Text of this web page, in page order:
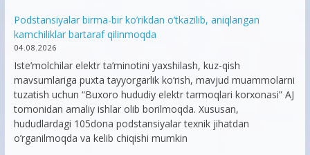
Podstansiyalar birma-bir ko’rikdan o’tkazilib, aniqlangan
kamchiliklar bartaraf qilinmoqda
04.08.2026
Iste’molchilar elektr ta’minotini yaxshilash, kuz-qish
mavsumlariga puxta tayyorgarlik ko‘rish, mavjud muammolarni
tuzatish uchun “Buxoro hududiy elektr tarmoqlari korxonasi” AJ
tomonidan amaliy ishlar olib borilmoqda. Xususan,
hududlardagi 105dona podstansiyalar texnik jihatdan
o’rganilmoqda va kelib chiqishi mumkin